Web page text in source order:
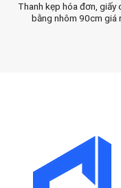
Thanh kẹp hóa đơn, giấy
bằng nhôm 90cm giá